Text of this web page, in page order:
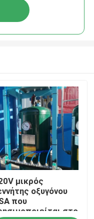
μικρός
οξυγόνου
που
στο